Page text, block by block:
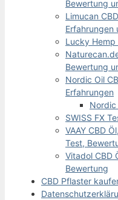
Bewertung
Limucan
Erfahrungen
Lucky Hemp
Bewertung
Nordic Oil
Erfahrungen
Nordic
SWISS FX
VAAY CBD
Test,
Vitadol CBD
Bewertung
CBD Pflaster